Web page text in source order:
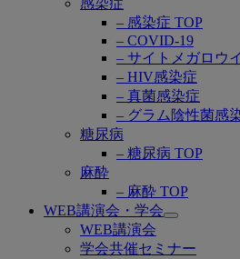
感染症
– 感染症 TOP
– COVID-19
– サイトメガロウ
– HIV感染症
– 真菌感染症
– グラム陰性菌感
糖尿病
– 糖尿病 TOP
麻酔
– 麻酔 TOP
WEB講演会・学会
Open
WEB講演会
学会共催セミナー